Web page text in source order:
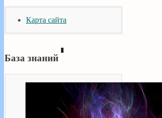
Карта сайта
База знаний